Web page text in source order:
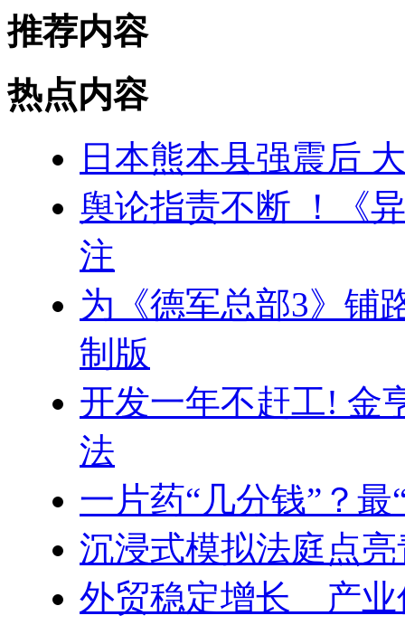
推荐内容
热点内容
日本熊本县强震后
舆论指责不断 ！《
注
为《德军总部3》铺
制版
开发一年不赶工! 金
法
一片药“几分钱”？
沉浸式模拟法庭点
外贸稳定增长 产